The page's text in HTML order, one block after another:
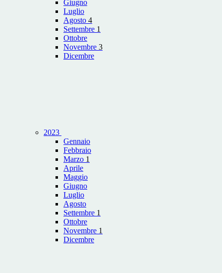
Giugno
Luglio
Agosto 4
Settembre 1
Ottobre
Novembre 3
Dicembre
2023
Gennaio
Febbraio
Marzo 1
Aprile
Maggio
Giugno
Luglio
Agosto
Settembre 1
Ottobre
Novembre 1
Dicembre